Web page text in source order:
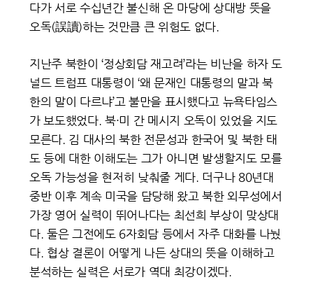
다가 서로 수십년간 불신해 온 마당에 상대방 뜻을
오독(誤讀)하는 것만큼 큰 위험도 없다.
지난주 북한이 ‘정상회담 재고려’라는 비난을 하자 도
널드 트럼프 대통령이 ‘왜 문재인 대통령의 말과 북
한의 말이 다르냐’고 불만을 표시했다고 뉴욕타임스
가 보도했었다. 북·미 간 메시지 오독이 있었을 지도
모른다. 김 대사의 북한 전문성과 한국어 및 북한 태
도 등에 대한 이해도는 그가 아니면 발생할지도 모를
오독 가능성을 현저히 낮춰줄 게다. 더구나 80년대
중반 이후 계속 미국을 담당해 왔고 북한 외무성에서
가장 영어 실력이 뛰어나다는 최선희 부상이 맞상대
다. 둘은 그전에도 6자회담 등에서 자주 대화를 나눴
다. 협상 결론이 어떻게 나든 상대의 뜻을 이해하고
분석하는 실력은 서로가 역대 최강이겠다.